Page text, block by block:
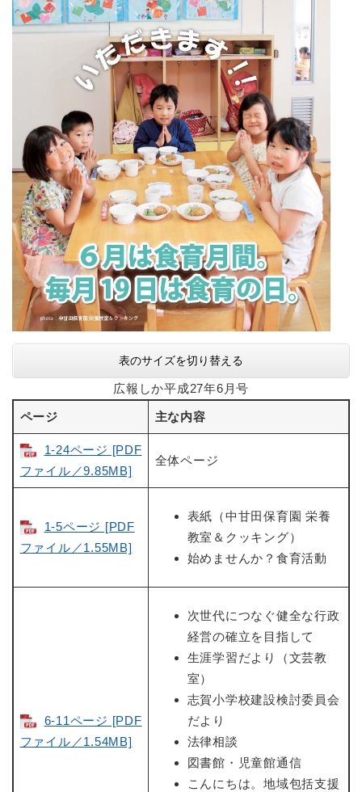
表のサイズを切り替える
広報しか平成27年6月号
ページ 主な内容
1-24ページ [PDF
ファイル／9.85MB]
全体ページ
1-5ページ [PDF
ファイル／1.55MB]
表紙（中甘田保育園 栄養
教室＆クッキング）
始めませんか？食育活動
6-11ページ [PDF
ファイル／1.54MB]
次世代につなぐ健全な行政
経営の確立を目指して
生涯学習だより（文芸教
室）
志賀小学校建設検討委員会
だより
法律相談
図書館・児童館通信
こんにちは。地域包括支援